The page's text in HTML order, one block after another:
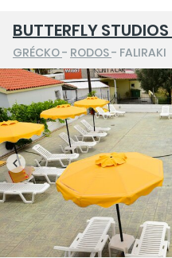
BUTTERFLY STUDIOS
GRÉCKO- RODOS- FALIRAKI